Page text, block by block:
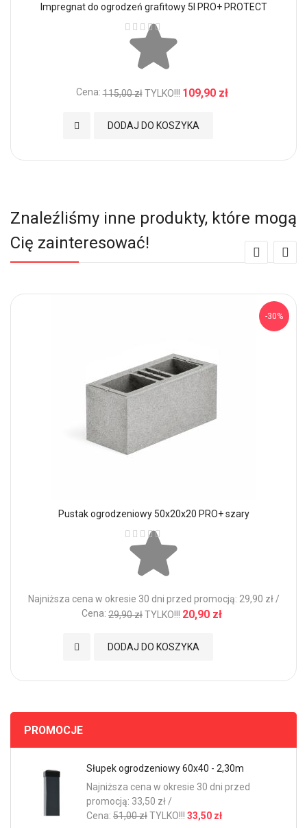
Impregnat do ogrodzeń grafitowy 5l PRO+ PROTECT
Ocena:
Cena: 115,00 zł TYLKO!!! 109,90 zł
DODAJ DO KOSZYKA
Dodaj do Ulubionych
Znaleźliśmy inne produkty, które mogą
Cię zainteresować!
-30%
Pustak ogrodzeniowy 50x20x20 PRO+ szary
Ocena:
Najniższa cena w okresie 30 dni przed promocją: 29,90 zł /
Cena: 29,90 złTYLKO!!! 20,90 zł
DODAJ DO KOSZYKA
Dodaj do Ulubionych
PROMOCJE
Słupek ogrodzeniowy 60x40 - 2,30m
Najniższa cena w okresie 30 dni przed
promocją: 33,50 zł /
Cena: 51,00 złTYLKO!!! 33,50 zł